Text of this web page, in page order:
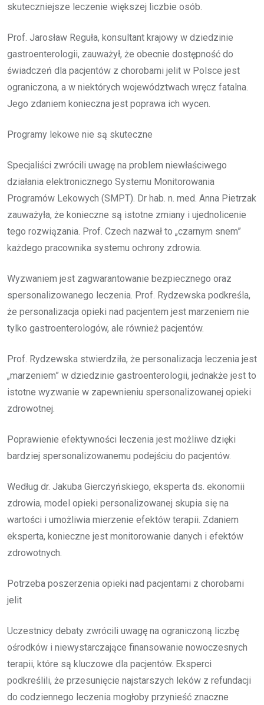
skuteczniejsze leczenie większej liczbie osób.
Prof. Jarosław Reguła, konsultant krajowy w dziedzinie
gastroenterologii, zauważył, że obecnie dostępność do
świadczeń dla pacjentów z chorobami jelit w Polsce jest
ograniczona, a w niektórych województwach wręcz fatalna.
Jego zdaniem konieczna jest poprawa ich wycen.
Programy lekowe nie są skuteczne
Specjaliści zwrócili uwagę na problem niewłaściwego
działania elektronicznego Systemu Monitorowania
Programów Lekowych (SMPT). Dr hab. n. med. Anna Pietrzak
zauważyła, że konieczne są istotne zmiany i ujednolicenie
tego rozwiązania. Prof. Czech nazwał to „czarnym snem”
każdego pracownika systemu ochrony zdrowia.
Wyzwaniem jest zagwarantowanie bezpiecznego oraz
spersonalizowanego leczenia. Prof. Rydzewska podkreśla,
że personalizacja opieki nad pacjentem jest marzeniem nie
tylko gastroenterologów, ale również pacjentów.
Prof. Rydzewska stwierdziła, że personalizacja leczenia jest
„marzeniem” w dziedzinie gastroenterologii, jednakże jest to
istotne wyzwanie w zapewnieniu spersonalizowanej opieki
zdrowotnej.
Poprawienie efektywności leczenia jest możliwe dzięki
bardziej spersonalizowanemu podejściu do pacjentów.
Według dr. Jakuba Gierczyńskiego, eksperta ds. ekonomii
zdrowia, model opieki personalizowanej skupia się na
wartości i umożliwia mierzenie efektów terapii. Zdaniem
eksperta, konieczne jest monitorowanie danych i efektów
zdrowotnych.
Potrzeba poszerzenia opieki nad pacjentami z chorobami
jelit
Uczestnicy debaty zwrócili uwagę na ograniczoną liczbę
ośrodków i niewystarczające finansowanie nowoczesnych
terapii, które są kluczowe dla pacjentów. Eksperci
podkreślili, że przesunięcie najstarszych leków z refundacji
do codziennego leczenia mogłoby przynieść znaczne